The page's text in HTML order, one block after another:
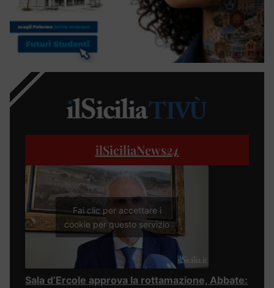
ilSiciliaNews24
Fai clic per accettare i
cookie per questo servizio
Sala d’Ercole approva la rottamazione, Abbate: